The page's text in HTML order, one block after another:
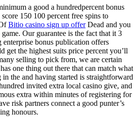
a good a hundredpercent bonus
150 100 percent free spins to
Bitio casino sign up offerDead and you
Our guarantee is the fact that it 3
enterprise bonus publication offers
get the highest suits price percent you’ll
selling to pick from, we are certain
one thing out there that can match what
the and having started is straightforward
invited extra local casino give, and
extra within minutes of registering for
risk partners connect a good punter’s
honours.